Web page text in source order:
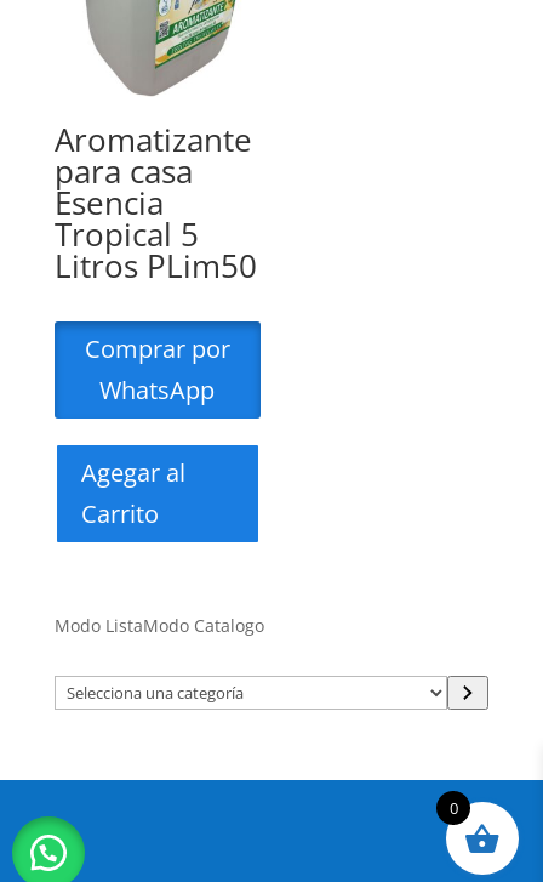
Aromatizante
para casa
Esencia
Tropical 5
Litros PLim50
Comprar por
WhatsApp
Agegar al
Carrito
Modo ListaModo Catalogo
Selecciona
una
0